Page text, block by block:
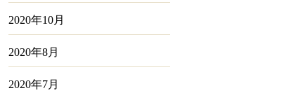
2020年10月
2020年8月
2020年7月